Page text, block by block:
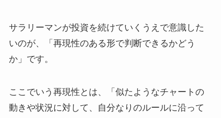
サラリーマンが投資を続けていくうえで意識した
いのが、「再現性のある形で判断できるかどう
か」です。
ここでいう再現性とは、「似たようなチャートの
動きや状況に対して、自分なりのルールに沿って